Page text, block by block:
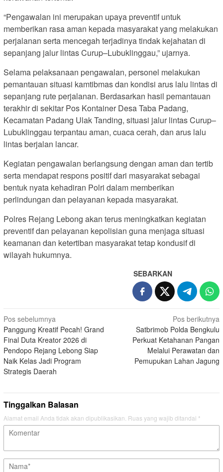
“Pengawalan ini merupakan upaya preventif untuk
memberikan rasa aman kepada masyarakat yang melakukan
perjalanan serta mencegah terjadinya tindak kejahatan di
sepanjang jalur lintas Curup–Lubuklinggau,” ujarnya.
Selama pelaksanaan pengawalan, personel melakukan
pemantauan situasi kamtibmas dan kondisi arus lalu lintas di
sepanjang rute perjalanan. Berdasarkan hasil pemantauan
terakhir di sekitar Pos Kontainer Desa Taba Padang,
Kecamatan Padang Ulak Tanding, situasi jalur lintas Curup–
Lubuklinggau terpantau aman, cuaca cerah, dan arus lalu
lintas berjalan lancar.
Kegiatan pengawalan berlangsung dengan aman dan tertib
serta mendapat respons positif dari masyarakat sebagai
bentuk nyata kehadiran Polri dalam memberikan
perlindungan dan pelayanan kepada masyarakat.
Polres Rejang Lebong akan terus meningkatkan kegiatan
preventif dan pelayanan kepolisian guna menjaga situasi
keamanan dan ketertiban masyarakat tetap kondusif di
wilayah hukumnya.
SEBARKAN
Navigasi
pos
Pos sebelumnya
Panggung Kreatif Pecah! Grand
Final Duta Kreator 2026 di
Pendopo Rejang Lebong Siap
Naik Kelas Jadi Program
Strategis Daerah
Pos berikutnya
Satbrimob Polda Bengkulu
Perkuat Ketahanan Pangan
Melalui Perawatan dan
Pemupukan Lahan Jagung
Tinggalkan Balasan
Alamat email Anda tidak akan dipublikasikan. Ruas yang wajib ditandai *